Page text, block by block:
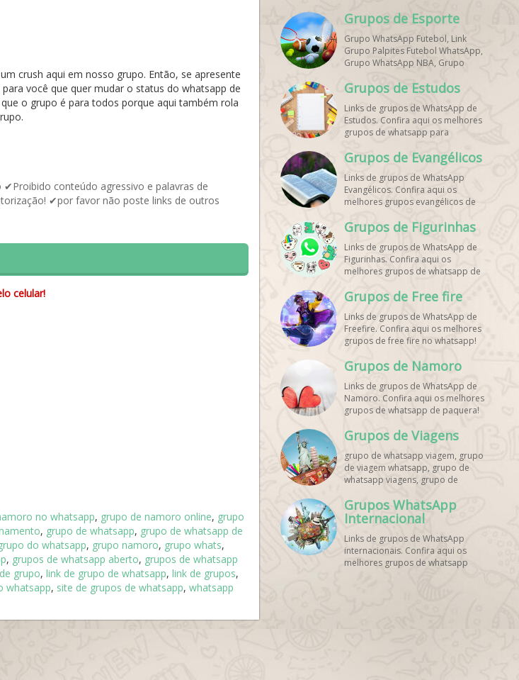
crush aqui em nosso grupo. Então, se apresente
você que quer mudar o status do whatsapp de
o grupo é para todos porque aqui também rola
conteúdo agressivo e palavras de
✔por favor não poste links de outros
celular!
no whatsapp, grupo de namoro online, grupo
, grupo de whatsapp, grupo de whatsapp de
do whatsapp, grupo namoro, grupo whats,
, grupos de whatsapp aberto, grupos de whatsapp
grupo, link de grupo de whatsapp, link de grupos,
whatsapp, site de grupos de whatsapp, whatsapp
Grupos de Esporte
Grupo WhatsApp Futebol, Link
Grupo Palpites Futebol WhatsApp,
Grupo WhatsApp NBA, Grupo
WhatsApp Treino, Grupo
WhatsApp Notícias Esportes,
Grupo de Debates Esportivos
WhatsApp, Grupo de Torcedores
[Nome do Time] WhatsApp, Link
Grupo WhatsApp Dicas de Treino,
Grupo WhatsApp Futebol Ao Vivo.
Grupo WhatsApp Esporte, Grupos
de Esporte WhatsApp, WhatsApp
Esportes, Comunidade Esportiva
WhatsApp, Link Grupo WhatsApp
Esporte. Link Grupo WhatsApp
Esporte, Grupo WhatsApp Futebol,
Link Grupo Palpites Futebol
WhatsApp, Grupo WhatsApp NBA,
Grupos de Estudos
Links de grupos de WhatsApp de
Estudos. Confira aqui os melhores
grupos de whatsapp para
Grupos de Evangélicos
Links de grupos de WhatsApp
Evangélicos. Confira aqui os
melhores grupos evangélicos de
Grupos de Figurinhas
Links de grupos de WhatsApp de
Figurinhas. Confira aqui os
melhores grupos de whatsapp de
Grupos de Free fire
Links de grupos de WhatsApp de
Freefire. Confira aqui os melhores
grupos de free fire no whatsapp!
Grupos de Namoro
Links de grupos de WhatsApp de
Namoro. Confira aqui os melhores
grupos de whatsapp de paquera!
Grupos de Viagens
grupo de whatsapp viagem, grupo
de viagem whatsapp, grupo de
whatsapp viagens, grupo de
viagem barata whatsapp, grupo de
mochileiros whatsapp, grupo de
excursão whatsapp, grupo de
viagem em grupo whatsapp, grupo
de viagens nacionais whatsapp,
Grupos WhatsApp
Internacional
Links de grupos de WhatsApp
internacionais. Confira aqui os
melhores grupos de whatsapp